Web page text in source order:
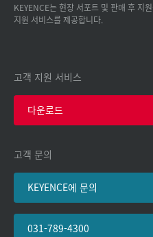
KEYENCE는 현장 서포트 및 판매 후 지
지원 서비스를 제공합니다.
고객 지원 서비스
다운로드
고객 문의
KEYENCE에 문의
031-789-4300